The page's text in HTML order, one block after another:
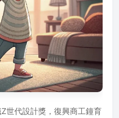
世代設計獎，復興商工鐘育